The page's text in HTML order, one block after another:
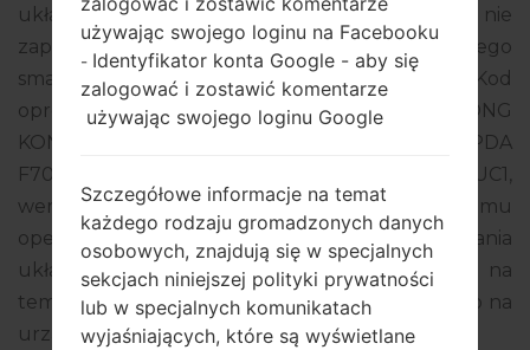
układowego dla Samsung Galaxy Z Flip 5G, ale nie
zapomnij sprawdzić, czy numer modelu Twojego
smartfona odpowiada wskazanemu SM-F7070. Kod
oprogramowania układowego to TGY z HONG
KONG. Produkt jest dostarczany z wersją PDA
F7070ZHS1CUC1, wersja CSC F7070OZS1CUC1,
wersja MODEM F7070ZCS1CUC1. Wersja systemu
operacyjnego danego oprogramowania
układowego to Android R 11. Pełny poradnik na
temat flashowania oprogramowania układowego na
urządzeniach Samsungtutaj
używając swojego loginu na Facebooku
- Identyfikator konta Google - aby się
zalogować i zostawić komentarze
używając swojego loginu Google
Szczegółowe informacje na temat
każdego rodzaju gromadzonych danych
osobowych, znajdują się w specjalnych
sekcjach niniejszej polityki prywatności
lub w specjalnych komunikatach
wyjaśniających, które są wyświetlane